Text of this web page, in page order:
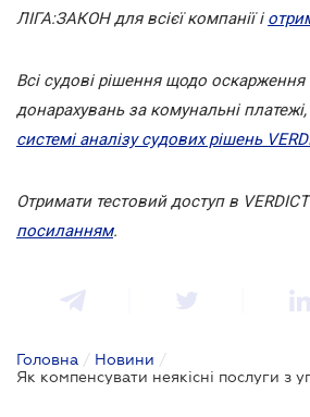
ЛІГА:ЗАКОН для всієї компанії і
Всі судові рішення щодо
донарахувань за комунальні
системі аналізу судових рішень
Отримати тестовий доступ в
посиланням.
Головна / Новини /